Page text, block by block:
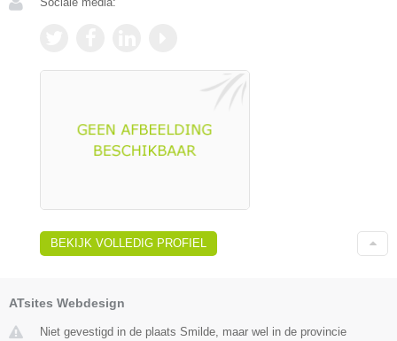
BEKIJK VOLLEDIG PROFIEL
ATsites Webdesign
Niet gevestigd in de plaats Smilde, maar wel in de provincie